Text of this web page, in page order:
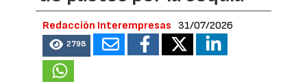
Redacción Interempresas 31/07/2026
2798